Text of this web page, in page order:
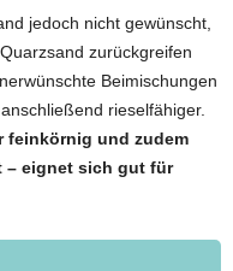
jedoch nicht gewünscht,
zurückgreifen
Beimischungen
rieselfähiger.
feinkörnig und zudem
– eignet sich gut für